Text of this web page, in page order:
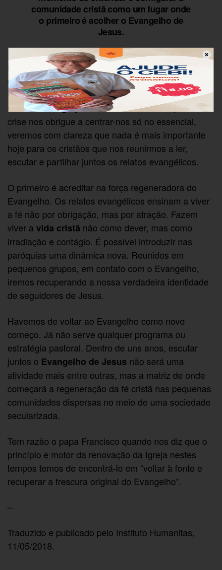
comunidade cristã como um lugar onde
o primeiro é acolher o Evangelho de
Jesus.
Nada pode regenerar o tecido em crise das nossas
comunidades como a força do Evangelho. Só a
experiência direta e imediata do Evangelho pode
revitalizar a Igreja. Dentro de uns anos, quando a
crise nos obrigue a centrar-nos só no essencial,
veremos com clareza que nada é mais importante
hoje para os cristãos que nos reunirmos a ler,
escutar e partilhar juntos os relatos evangélicos.
O primeiro é acreditar na força regeneradora do
Evangelho. Os relatos evangélicos ensinam a viver
a fé não por obrigação, mas por atração. Fazem
viver avida cristã não como dever, mas como
irradiação e contágio. É possível introduzir nas
paróquias uma dinâmica nova. Reunidos em
pequenos grupos, em contato com o Evangelho,
iremos recuperando a nossa verdadeira identidade
de seguidores de Jesus.
Havemos de voltar ao Evangelho como novo
começo. Já não serve qualquer programa ou
estratégia pastoral. Dentro de uns anos, escutar
juntos o Evangelho de Jesus não será uma
atividade mais entre outras, mas a matriz de onde
começará a regeneração da fé cristã nas pequenas
comunidades dispersas no meio de uma sociedade
secularizada.
Tem razão o papa Francisco quando nos diz que o
princípio e motor da renovação da Igreja nestes
tempos temos de encontrá-lo em “voltar à fonte e
recuperar a frescura original do Evangelho”.
–
Traduzido e publicado pelo Instituto Humanitas,
11/05/2018.